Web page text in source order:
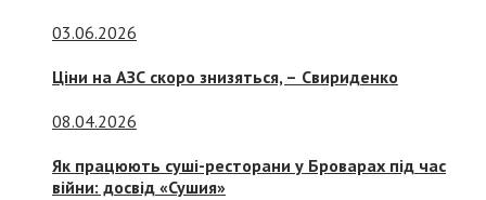
03.06.2026
Ціни на АЗС скоро знизяться, – Свириденко
08.04.2026
Як працюють суші-ресторани у Броварах під час
війни: досвід «Сушия»